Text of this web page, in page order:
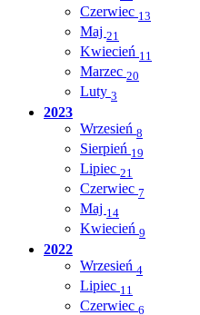
Czerwiec 13
Maj 21
Kwiecień 11
Marzec 20
Luty 3
2023
Wrzesień 8
Sierpień 19
Lipiec 21
Czerwiec 7
Maj 14
Kwiecień 9
2022
Wrzesień 4
Lipiec 11
Czerwiec 6